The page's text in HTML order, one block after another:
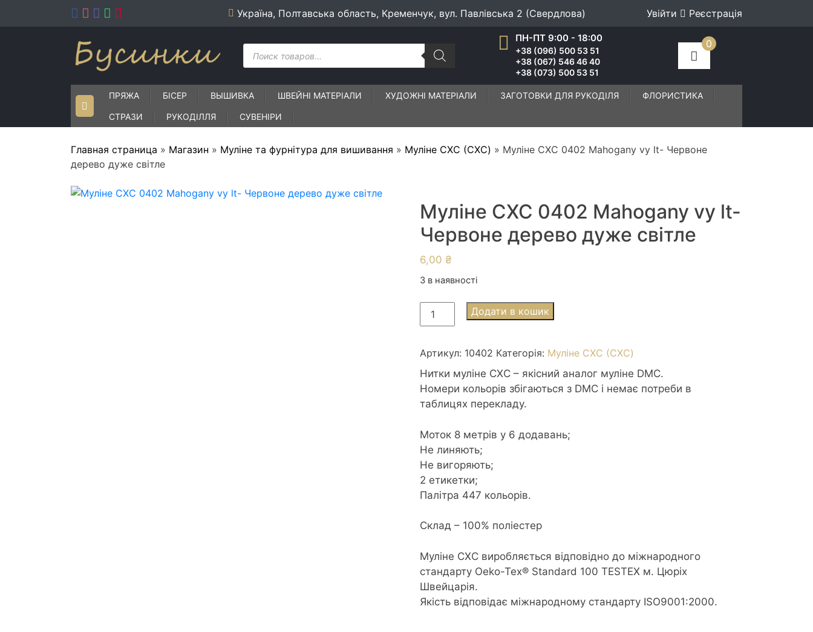
Україна, Полтавська область, Кременчук, вул. Павлівська 2 (Свердлова) Увійти Реєстрація
Пошук
товарів
ПН-ПТ 9:00 - 18:00
+38 (096) 500 53 51
+38 (067) 546 46 40
+38 (073) 500 53 51
0
ПРЯЖА БІСЕР ВЫШИВКА ШВЕЙНІ МАТЕРІАЛИ ХУДОЖНІ МАТЕРІАЛИ ЗАГОТОВКИ ДЛЯ РУКОДІЛЯ ФЛОРИСТИКА
СТРАЗИ РУКОДІЛЛЯ СУВЕНІРИ
Главная страница » Магазин » Муліне та фурнітура для вишивання » Муліне СХС (CXC) » Муліне СХС 0402 Mahogany vy lt- Червоне
дерево дуже світле
Муліне СХС 0402 Mahogany vy lt-
Червоне дерево дуже світле
6,00 ₴
3 в наявності
Муліне
СХС
Mahogany
vy
lt-
Червоне
дерево
світле
кількість
Додати в кошик
Артикул: 10402 Категорія: Муліне СХС (CXC)
Нитки муліне СХС – якісний аналог муліне DMC.
Номери кольорів збігаються з DMC і немає потреби в
таблицях перекладу.
Моток 8 метрів у 6 додавань;
Не линяють;
Не вигоряють;
2 етикетки;
Палітра 447 кольорів.
Склад – 100% поліестер
Муліне CXC виробляється відповідно до міжнародного
стандарту Oeko-Tex® Standard 100 TESTEX м. Цюріх
Швейцарія.
Якість відповідає міжнародному стандарту ISO9001:2000.